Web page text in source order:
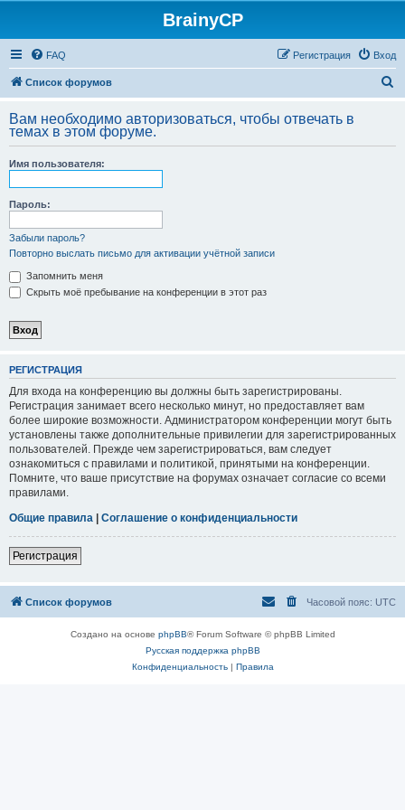
BrainyCP
FAQ Вход
Регистрация
Список форумов
с
Вам необходимо авторизоваться, чтобы отвечать в
темах в этом форуме.
Имя пользователя:
Пароль:
Забыли пароль?
Повторно выслать письмо для активации учётной записи
Запомнить меня
Скрыть моё пребывание на конференции в этот раз
РЕГИСТРАЦИЯ
Для входа на конференцию вы должны быть зарегистрированы.
Регистрация занимает всего несколько минут, но предоставляет вам
более широкие возможности. Администратором конференции могут быть
установлены также дополнительные привилегии для зарегистрированных
пользователей. Прежде чем зарегистрироваться, вам следует
ознакомиться с правилами и политикой, принятыми на конференции.
Помните, что ваше присутствие на форумах означает согласие со всеми
правилами.
Общие правила | Соглашение о конфиденциальности
Регистрация
Список форумов Часовой пояс: UTC
Создано на основе phpBB® Forum Software © phpBB Limited
Русская поддержка phpBB
Конфиденциальность| Правила